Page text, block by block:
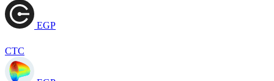
EGP
CTC